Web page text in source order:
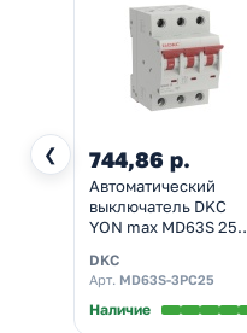
❮ 744,86 р.
Автоматический
выключатель DKC
YON max MD63S 25A
электрический)
DKC
Арт. MD63S-3PC25
Наличие